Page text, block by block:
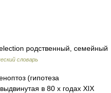
родственный, семейный
словарь
(гипотеза
в 80 х годах XIX